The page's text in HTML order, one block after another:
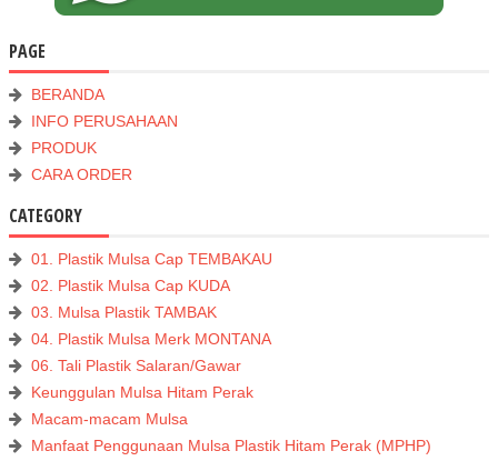
PAGE
BERANDA
INFO PERUSAHAAN
PRODUK
CARA ORDER
CATEGORY
01. Plastik Mulsa Cap TEMBAKAU
02. Plastik Mulsa Cap KUDA
03. Mulsa Plastik TAMBAK
04. Plastik Mulsa Merk MONTANA
06. Tali Plastik Salaran/Gawar
Keunggulan Mulsa Hitam Perak
Macam-macam Mulsa
Manfaat Penggunaan Mulsa Plastik Hitam Perak (MPHP)